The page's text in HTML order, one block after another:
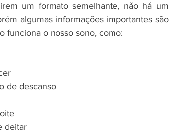
um formato semelhante, não há um
algumas informações importantes são
funciona o nosso sono, como:
de descanso
deitar